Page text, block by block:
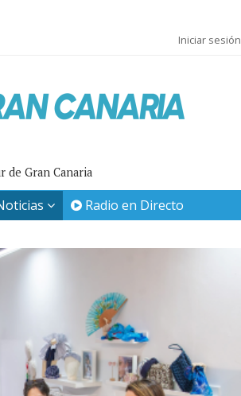
Iniciar sesión
de Gran Canaria
Radio en Directo